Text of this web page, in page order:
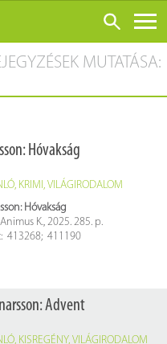
MUTATÁSA:
Hóvakság
, KRIMI, VILÁGIRODALOM
Hóvakság
K., 2025. 285. p.
413268; 411190
Advent
, KISREGÉNY, VILÁGIRODALOM